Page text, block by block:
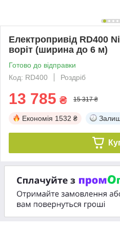
Електропривід RD400
воріт (ширина до 6 м)
Готово до відправки
Код: RD400
Роздріб
13 785 ₴ 15 317 ₴
Економія 1532 ₴